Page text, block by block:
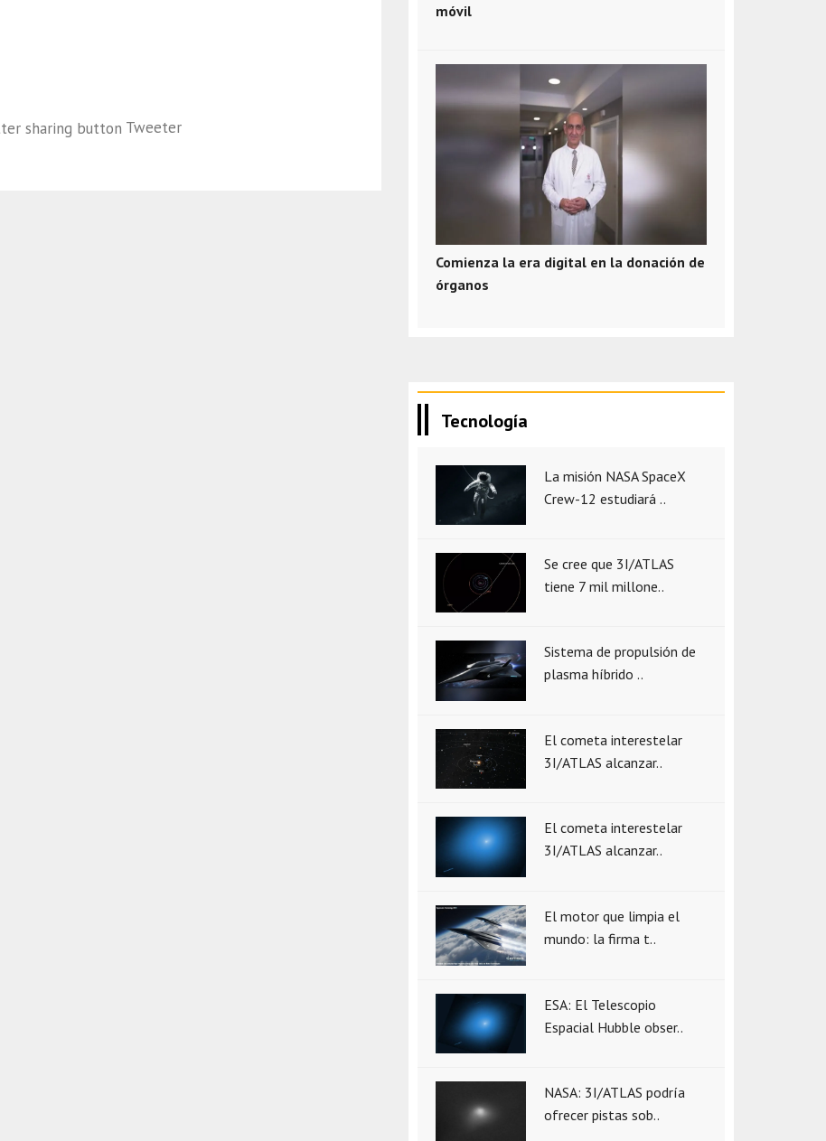
Tweeter
móvil
Comienza la era digital en la donación de
órganos
Tecnología
La misión NASA SpaceX
Crew-12 estudiará ..
Se cree que 3I/ATLAS
tiene 7 mil millone..
Sistema de propulsión de
plasma híbrido ..
El cometa interestelar
3I/ATLAS alcanzar..
El cometa interestelar
3I/ATLAS alcanzar..
El motor que limpia el
mundo: la firma t..
ESA: El Telescopio
Espacial Hubble obser..
NASA: 3I/ATLAS podría
ofrecer pistas sob..